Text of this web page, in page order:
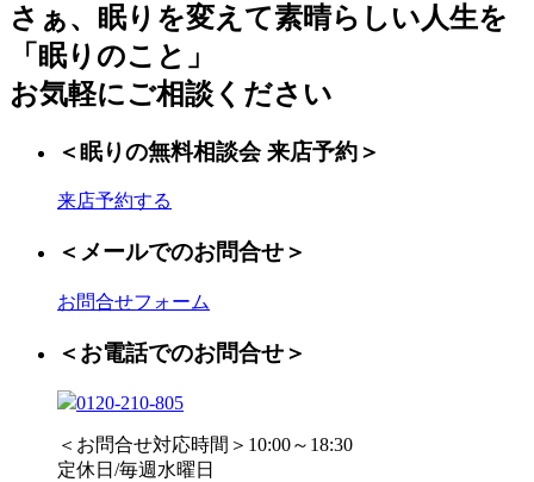
さぁ、眠りを変えて素晴らしい人生を
「眠りのこと」
お気軽にご相談ください
＜眠りの無料相談会 来店予約＞
来店予約する
＜メールでのお問合せ＞
お問合せフォーム
＜お電話でのお問合せ＞
0120-210-805
＜お問合せ対応時間＞10:00～18:30
定休日/毎週水曜日